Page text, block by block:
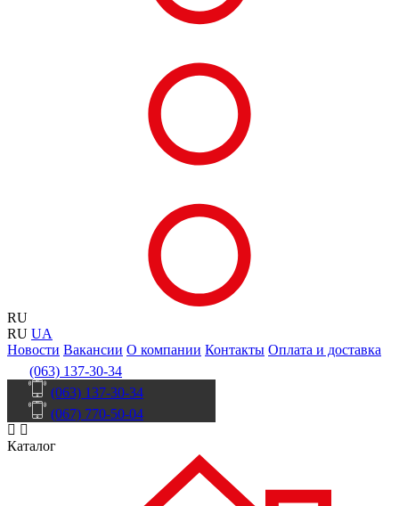
RU
RU UA
Новости Вакансии О компании Контакты Оплата и доставка
(063) 137-30-34
(063) 137-30-34
(067) 770-50-04
Каталог